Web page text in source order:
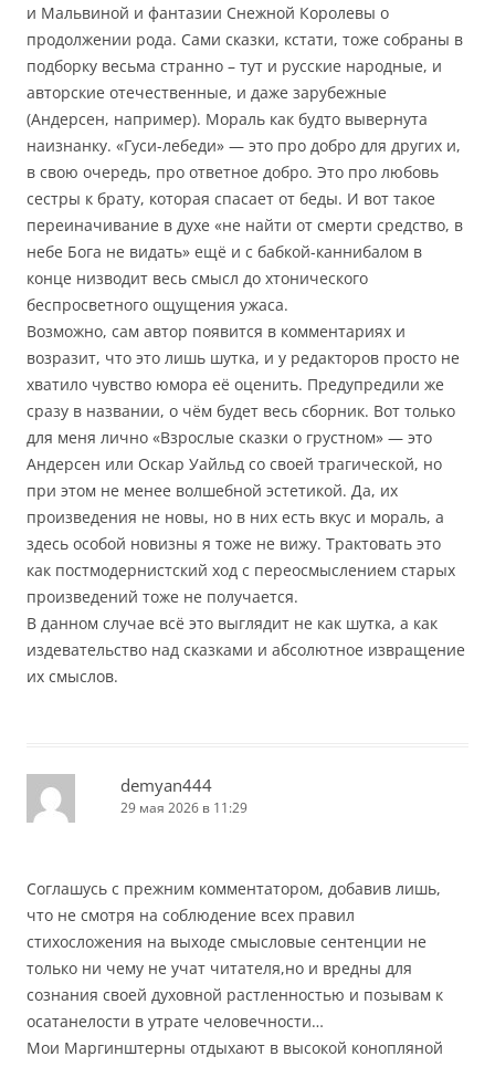
и Мальвиной и фантазии Снежной Королевы о
продолжении рода. Сами сказки, кстати, тоже собраны в
подборку весьма странно – тут и русские народные, и
авторские отечественные, и даже зарубежные
(Андерсен, например). Мораль как будто вывернута
наизнанку. «Гуси-лебеди» — это про добро для других и,
в свою очередь, про ответное добро. Это про любовь
сестры к брату, которая спасает от беды. И вот такое
переиначивание в духе «не найти от смерти средство, в
небе Бога не видать» ещё и с бабкой-каннибалом в
конце низводит весь смысл до хтонического
беспросветного ощущения ужаса.
Возможно, сам автор появится в комментариях и
возразит, что это лишь шутка, и у редакторов просто не
хватило чувство юмора её оценить. Предупредили же
сразу в названии, о чём будет весь сборник. Вот только
для меня лично «Взрослые сказки о грустном» — это
Андерсен или Оскар Уайльд со своей трагической, но
при этом не менее волшебной эстетикой. Да, их
произведения не новы, но в них есть вкус и мораль, а
здесь особой новизны я тоже не вижу. Трактовать это
как постмодернистский ход с переосмыслением старых
произведений тоже не получается.
В данном случае всё это выглядит не как шутка, а как
издевательство над сказками и абсолютное извращение
их смыслов.
demyan444
29 мая 2026 в 11:29
Соглашусь с прежним комментатором, добавив лишь,
что не смотря на соблюдение всех правил
стихосложения на выходе смысловые сентенции не
только ни чему не учат читателя,но и вредны для
сознания своей духовной растленностью и позывам к
осатанелости в утрате человечности…
Мои Маргинштерны отдыхают в высокой конопляной